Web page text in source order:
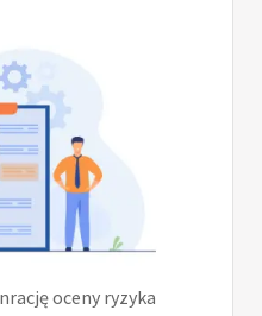
oceny ryzyka